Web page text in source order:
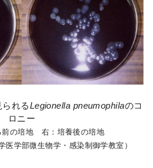
れるLegionella pneumophilaのコ
ロニー
前の培地 右：培養後の培地
医学部微生物学・感染制御学教室）